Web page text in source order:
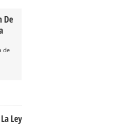
De
de
Leyenda De